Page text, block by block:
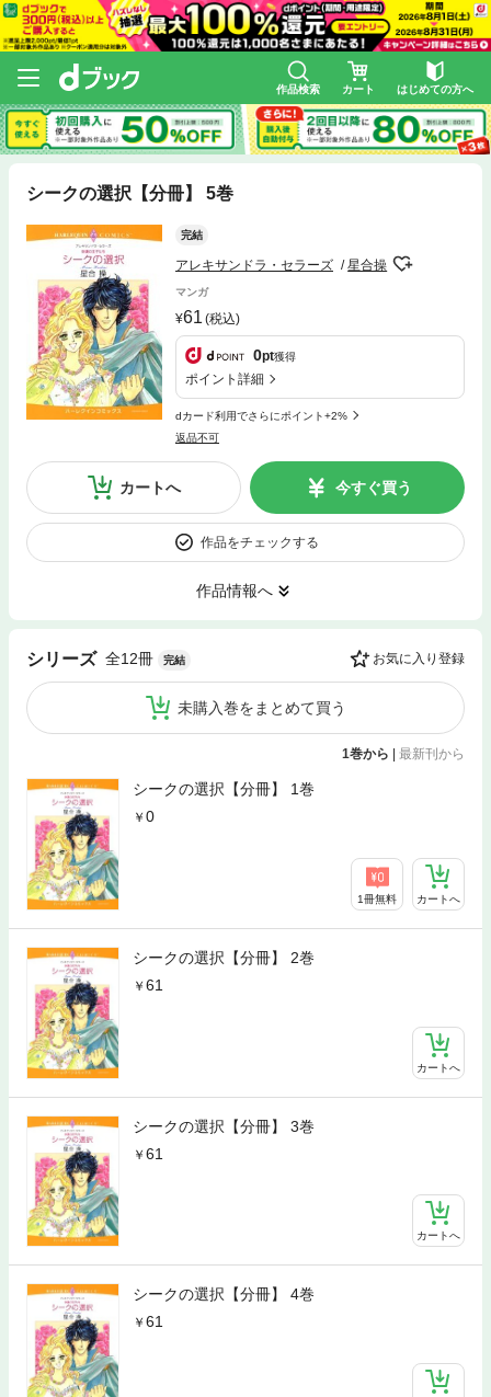
作品検索 カート はじめての方へ
シークの選択【分冊】 5巻
完結
アレキサンドラ・セラーズ 星合操
マンガ
61 (税込)
0pt獲得
ポイント詳細
dカード利用でさらにポイント+2%
返品不可
カートへ 今すぐ買う
作品をチェックする
作品情報へ
シリーズ 全12冊 完結 お気に入り登録
未購入巻をまとめて買う
1巻から 最新刊から
シークの選択【分冊】 1巻
0
1冊無料 カートへ
シークの選択【分冊】 2巻
61
カートへ
シークの選択【分冊】 3巻
61
カートへ
シークの選択【分冊】 4巻
61